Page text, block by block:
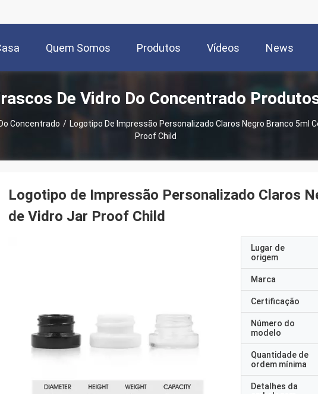
Quem Somos Produtos Vídeos News
De Vidro Do Concentrado
Concentrado / Logotipo De Impressão Personalizado Claros Negro Branco 5ml
Proof Child
Logotipo de Impressão Personalizado Claros
de Vidro Jar Proof Child
Lugar de
origem
Marca
Certificação
Número do
modelo
Quantidade de
ordem mínima
Detalhes da